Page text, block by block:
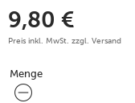
9,80 €
Preis inkl. MwSt. zzgl. Versand
Menge
Menge